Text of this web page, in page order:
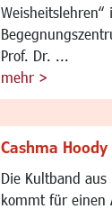
Weisheitslehren“
Prof. Dr. ...
mehr >
Cashma Hoody
Die Kultband aus
kommt für einen